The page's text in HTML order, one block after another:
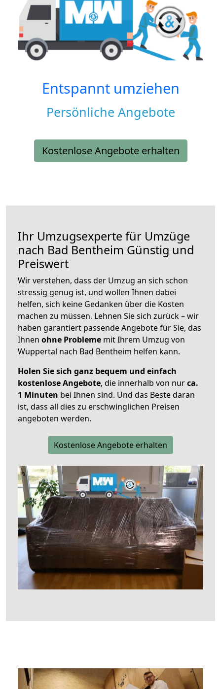
Entspannt umziehen
Persönliche Angebote
Kostenlose Angebote erhalten
Ihr Umzugsexperte für Umzüge
nach Bad Bentheim Günstig und
Preiswert
Wir verstehen, dass der Umzug an sich schon
stressig genug ist, und wollen Ihnen dabei
helfen, sich keine Gedanken über die Kosten
machen zu müssen. Lehnen Sie sich zurück – wir
haben garantiert passende Angebote für Sie, das
Ihnen ohne Probleme mit Ihrem Umzug von
Wuppertal nach Bad Bentheim helfen kann.
Holen Sie sich ganz bequem und einfach
kostenlose Angebote, die innerhalb von nurca.
1 Minuten bei Ihnen sind. Und das Beste daran
ist, dass all dies zu erschwinglichen Preisen
angeboten werden.
Kostenlose Angebote erhalten